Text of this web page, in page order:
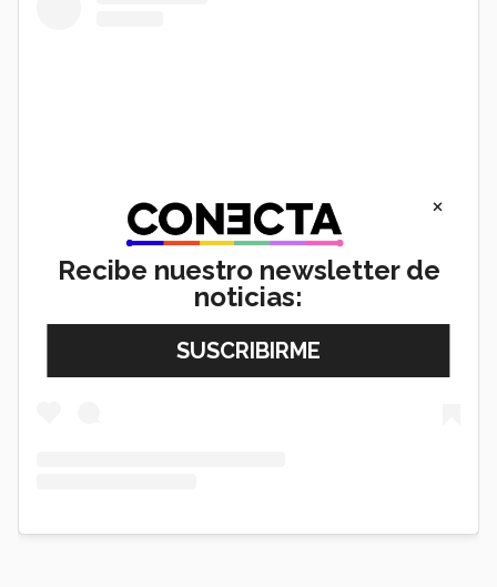
View this post on Instagram
×
Recibe nuestro newsletter de
noticias: